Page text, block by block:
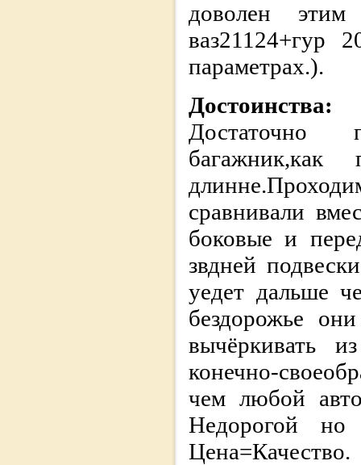
доволен
ваз21124+гур
параметрах.).
Достоинства:
Достаточно
сравнивали
боковые и
звдней
уедет дальше
бездорожье
вычёркивать
конечно-
чем любой
Недорогой
Цена=Качество.